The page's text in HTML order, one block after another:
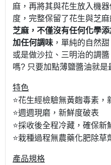
麻，再將其與花生放入機
度，完整保留了花生與芝麻
芝麻，不僅沒有任何化學
加任何調味 ，單純的自然
或是做沙拉、三明治的調
嗎? 只要加點薄鹽醬油就是
特色
⭐花生經檢驗無黃麴毒素，
⭐週週現磨，新鮮度破表
⭐採收後全程冷藏，確保新
⭐栽種過程無農藥化肥除草
產品規格